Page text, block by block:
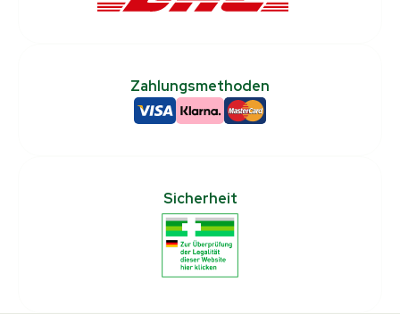
Zahlungsmethoden
Sicherheit